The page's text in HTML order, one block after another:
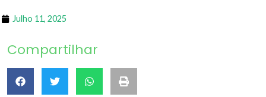
Julho 11, 2025
Compartilhar